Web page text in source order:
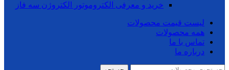
خرید و معرفی الکتروموتور الکتروژن سه فاز
لیست قیمت محصولات
همه محصولات
تماس با ما
درباره ما